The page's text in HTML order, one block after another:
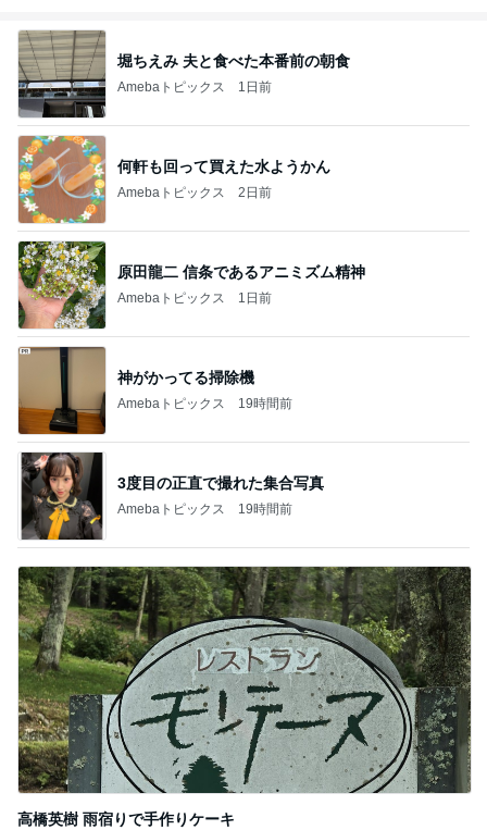
堀ちえみ 夫と食べた本番前の朝食
Amebaトピックス 1日前
何軒も回って買えた水ようかん
Amebaトピックス 2日前
原田龍二 信条であるアニミズム精神
Amebaトピックス 1日前
神がかってる掃除機
Amebaトピックス 19時間前
3度目の正直で撮れた集合写真
Amebaトピックス 19時間前
高橋英樹 雨宿りで手作りケーキ